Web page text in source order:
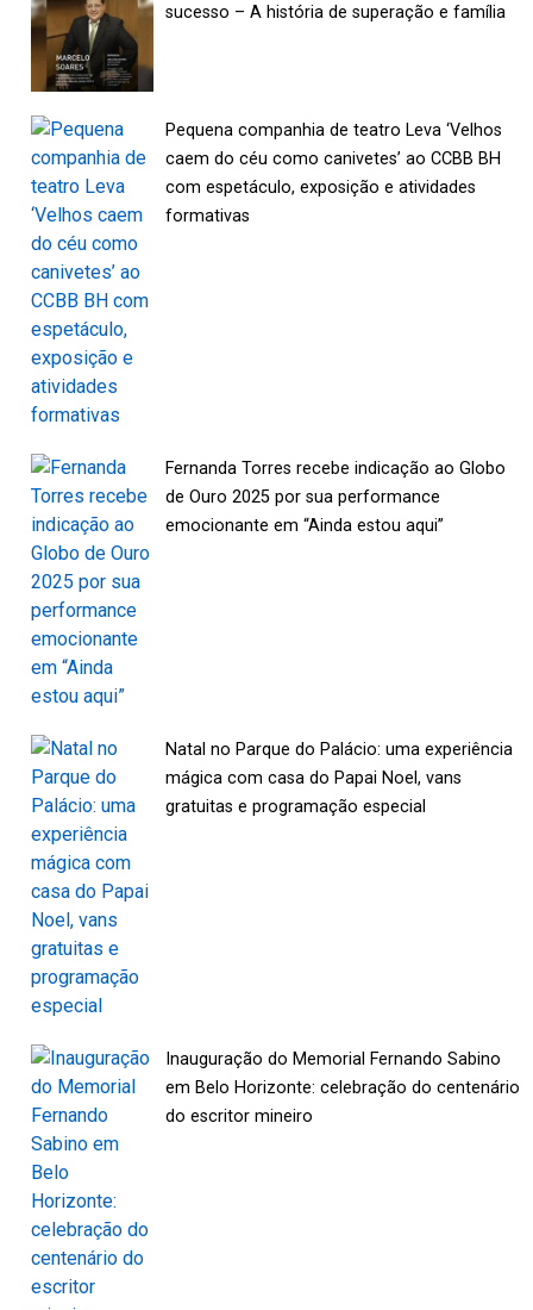
sucesso – A história de superação e família
Pequena companhia de teatro Leva ‘Velhos
caem do céu como canivetes’ ao CCBB BH
com espetáculo, exposição e atividades
formativas
Fernanda Torres recebe indicação ao Globo
de Ouro 2025 por sua performance
emocionante em “Ainda estou aqui”
Natal no Parque do Palácio: uma experiência
mágica com casa do Papai Noel, vans
gratuitas e programação especial
Inauguração do Memorial Fernando Sabino
em Belo Horizonte: celebração do centenário
do escritor mineiro